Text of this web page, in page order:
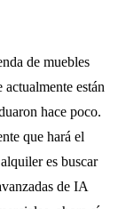
de muebles
están
hace poco.
que hará el
es buscar
de IA